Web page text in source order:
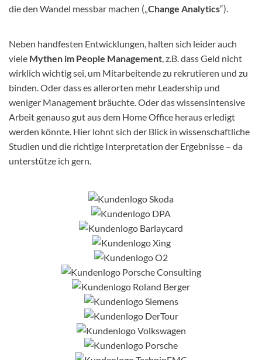
die den Wandel messbar machen („Change Analytics“).
Neben handfesten Entwicklungen, halten sich leider auch
viele Mythen im People Management, z.B. dass Geld nicht
wirklich wichtig sei, um Mitarbeitende zu rekrutieren und zu
binden. Oder dass es allerorten mehr Leadership und
weniger Management bräuchte. Oder das wissensintensive
Arbeit genauso gut aus dem Home Office heraus erledigt
werden könnte. Hier lohnt sich der Blick in wissenschaftliche
Studien und die richtige Interpretation der Ergebnisse – da
unterstütze ich gern.